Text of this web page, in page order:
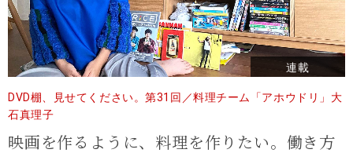
連載
DVD棚、見せてください。第31回／料理チーム「アホウドリ」大
石真理子
映画を作るように、料理を作りたい。働き方